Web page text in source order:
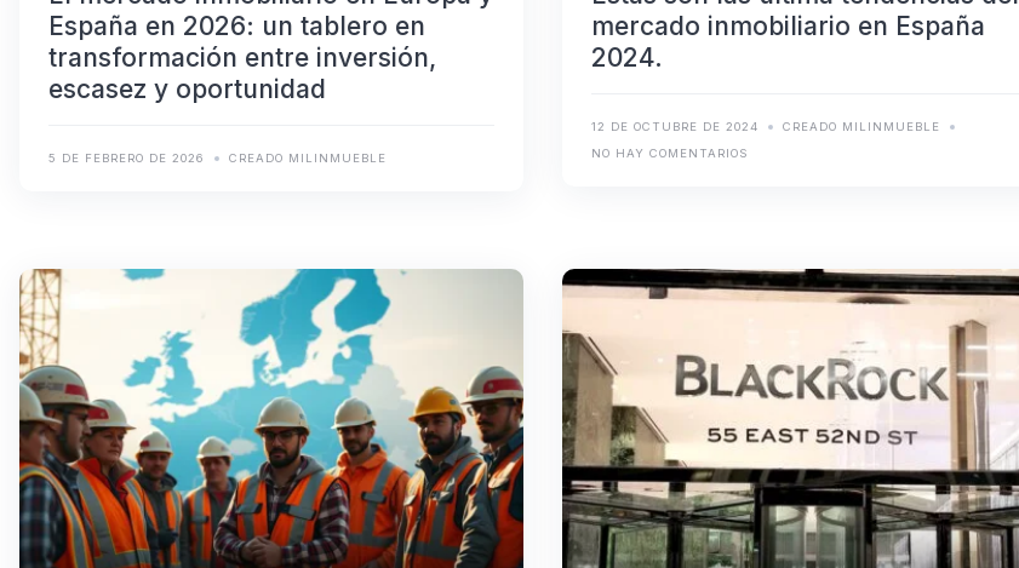
España en 2026: un tablero en
transformación entre inversión,
escasez y oportunidad
5 DE FEBRERO DE 2026 CREADO MILINMUEBLE
mercado inmobiliario en España
2024.
12 DE OCTUBRE DE 2024
CREADO MILINMUEBLE
NO HAY COMENTARIOS